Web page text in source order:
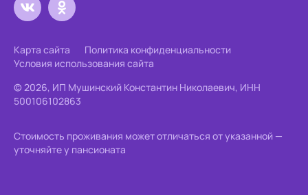
Карта сайта
Политика конфиденциальности
Условия использования сайта
© 2026, ИП Мушинский Константин Николаевич, ИНН
500106102863
Стоимость проживания может отличаться от указанной —
уточняйте у пансионата